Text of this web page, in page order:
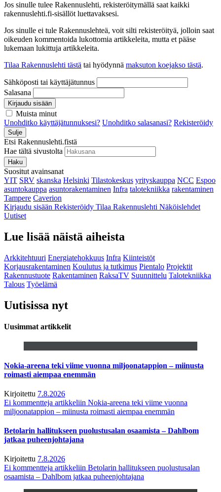
Jos sinulle tulee Rakennuslehti, rekisteröitymällä saat kaikki
rakennuslehti.fi-sisällöt luettavaksesi.
Jos sinulle ei tule Rakennuslehteä, voit silti rekisteröityä, jolloin saat
oikeuden kommentoida lukottomia artikkeleita, mutta et pääse
lukemaan lukittuja artikkeleita.
Tilaa Rakennuslehti tästä tai hyödynnä maksuton koejakso tästä.
Sähköposti tai käyttäjätunnus
Salasana
Kirjaudu sisään
Muista minut
Unohditko käyttäjätunnuksesi? Unohditko salasanasi? Rekisteröidy
Sulje
Etsi Rakennuslehti.fistä
Hae tältä sivustolta
Haku
Suositut avainsanat
YIT SRV skanska Helsinki Tilastokeskus yrityskauppa NCC Espoo
asuntokauppa asuntorakentaminen Infra talotekniikka rakentaminen
Tampere Caverion
Kirjaudu sisään Rekisteröidy Tilaa Rakennuslehti Näköislehdet
Uutiset
Lue lisää näistä aiheista
Arkkitehtuuri Energiatehokkuus Infra Kiinteistöt
Korjausrakentaminen Koulutus ja tutkimus Pientalo Projektit
Rakennustuote Rakentaminen RaksaTV Suunnittelu Talotekniikka
Talous Työelämä
Uutisissa nyt
Uusimmat artikkelit
Nokia-areena teki viime vuonna miljoonatappion – miinusta
roimasti aiempaa enemmän
Kirjoitettu 7.8.2026
Ei kommentteja artikkeliin Nokia-areena teki viime vuonna
miljoonatappion – miinusta roimasti aiempaa enemmän
Betolarin hallitukseen puolustusalan osaamista – Dahlbom
jatkaa puheenjohtajana
Kirjoitettu 7.8.2026
Ei kommentteja artikkeliin Betolarin hallitukseen puolustusalan
osaamista – Dahlbom jatkaa puheenjohtajana